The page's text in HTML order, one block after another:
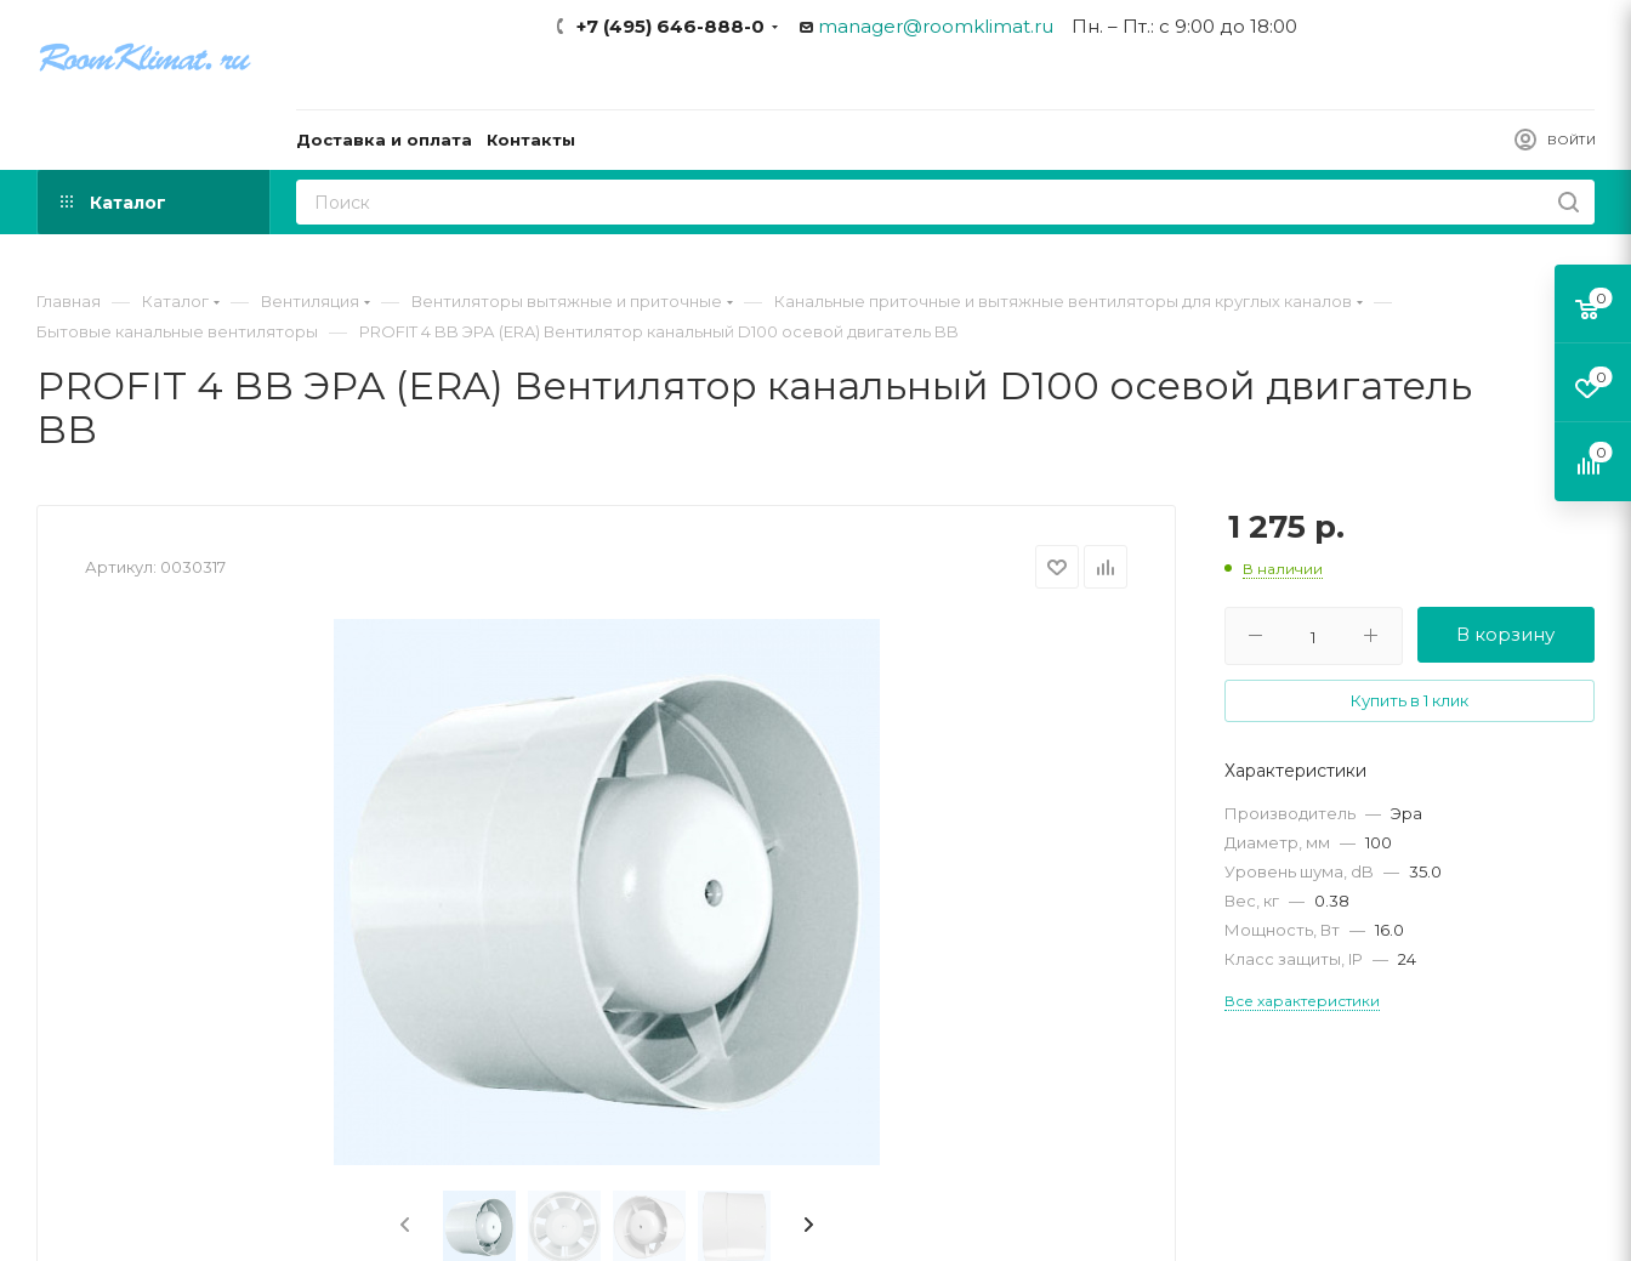
+7 (495) 646-888-0 manager@roomklimat.ru Пн. – Пт.: с 9:00 до 18:00
ВОЙТИ
Доставка и оплата Контакты
Каталог
Главная — Каталог — Вентиляция — Вентиляторы вытяжные и приточные — Канальные приточные и вытяжные вентиляторы для круглых каналов —
Бытовые канальные вентиляторы — PROFIT 4 BB ЭРА (ERA) Вентилятор канальный D100 осевой двигатель BB
PROFIT 4 BB ЭРА (ERA) Вентилятор канальный D100 осевой двигатель
BB
Артикул: 0030317
1 275 р.
В наличии
В корзину
Купить в 1 клик
Характеристики
Производитель — Эра
Диаметр, мм — 100
Уровень шума, dB — 35.0
Вес, кг — 0.38
Мощность, Вт — 16.0
Класс защиты, IP — 24
Все характеристики
0
0
0